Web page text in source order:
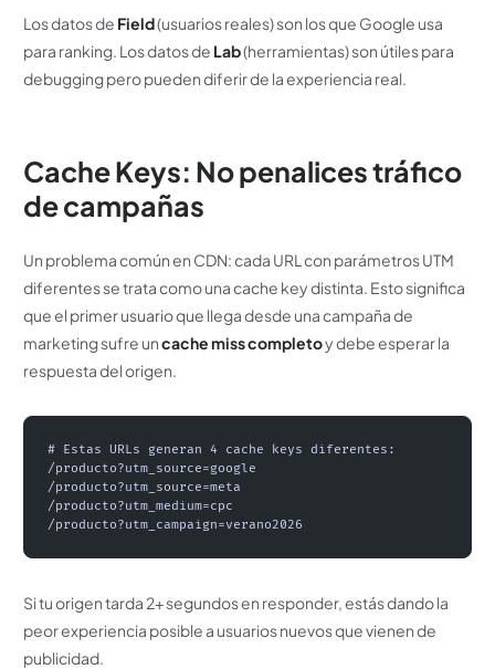
Los datos de Field(usuarios reales) son los que Google usa
para ranking. Los datos de Lab(herramientas) son útiles para
debugging pero pueden diferir de la experiencia real.
Cache Keys: No penalices tráfico
de campañas
Un problema común en CDN: cada URL con parámetros UTM
diferentes se trata como una cache key distinta. Esto significa
que el primer usuario que llega desde una campaña de
marketing sufre uncache miss completoy debe esperar la
respuesta del origen.
# Estas URLs generan 4 cache keys diferentes:
/producto?utm_source=google
/producto?utm_source=meta
/producto?utm_medium=cpc
/producto?utm_campaign=verano2026
Si tu origen tarda 2+ segundos en responder, estás dando la
peor experiencia posible a usuarios nuevos que vienen de
publicidad.